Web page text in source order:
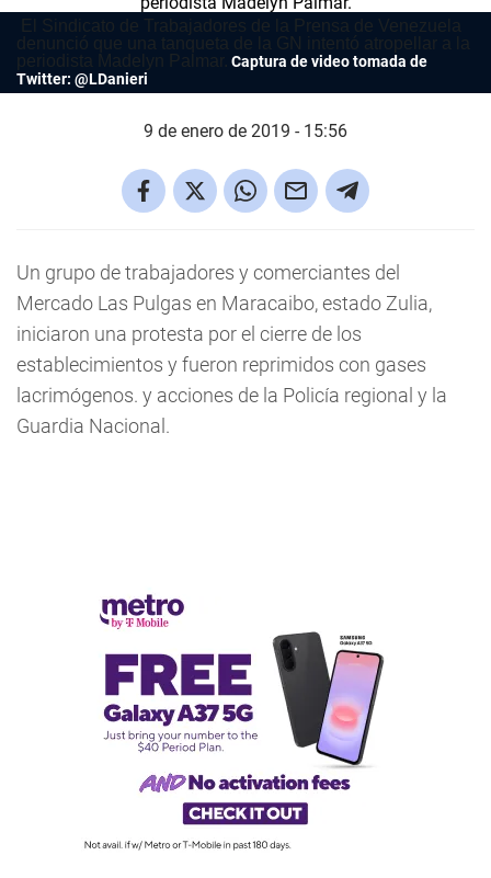
denunció que una tanqueta de la GN intentó atropellar a la
periodista Madelyn Palmar. Captura de video tomada de
Twitter: @LDanieri
9 de enero de 2019 - 15:56
Un grupo de trabajadores y comerciantes del
Mercado Las Pulgas en Maracaibo, estado Zulia,
iniciaron una protesta por el cierre de los
establecimientos y fueron reprimidos con gases
lacrimógenos. y acciones de la Policía regional y la
Guardia Nacional.